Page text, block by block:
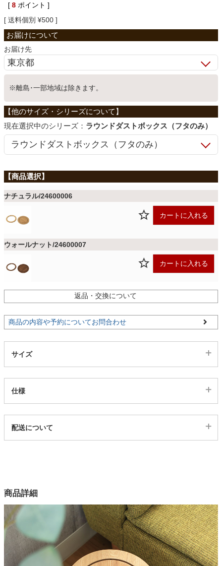
収納家具
こたつ
寝具
ファブリック
マット
収納用品
家電・照明器具
ガーデン
[ 8 ポイント ]
送料個別 ¥500
お届け先
※離島･一部地域は除きます。
シリーズ： ラウンドダストボックス（フタのみ）
ナチュラル/24600006
カートに入れる
ウォールナット/24600007
カートに入れる
返品・交換について
商品の内容や予約についてお問合わせ
サイズ
仕様
24600006
2色
素材
積層合板（タモ、ウォルナット）
原産国
中国
配送について
商品詳細